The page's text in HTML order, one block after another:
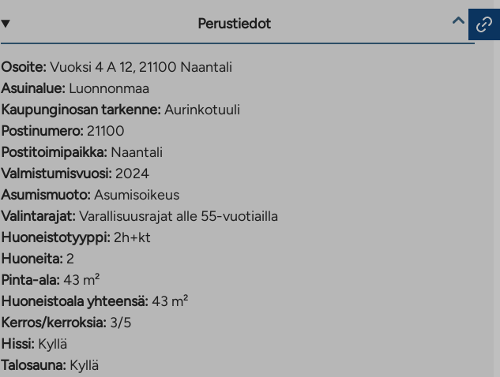
Perustiedot
Osoite: Vuoksi 4 A 12, 21100 Naantali
Asuinalue: Luonnonmaa
Kaupunginosan tarkenne: Aurinkotuuli
Postinumero: 21100
Postitoimipaikka: Naantali
Valmistumisvuosi: 2024
Asumismuoto: Asumisoikeus
Valintarajat: Varallisuusrajat alle 55-vuotiailla
Huoneistotyyppi: 2h+kt
Huoneita: 2
Pinta-ala: 43 m²
Huoneistoala yhteensä: 43 m²
Kerros/kerroksia: 3/5
Hissi: Kyllä
Talosauna: Kyllä